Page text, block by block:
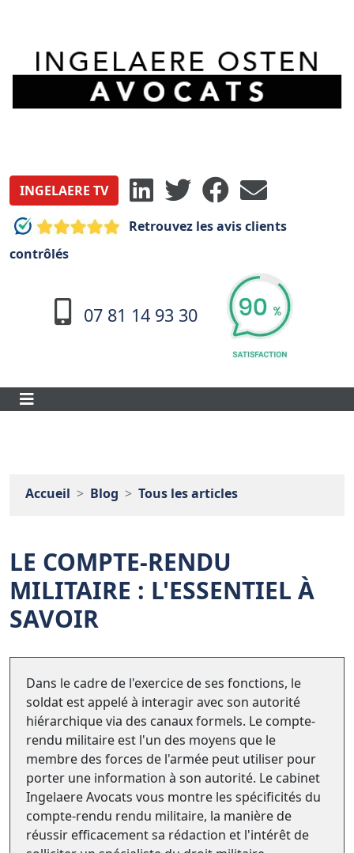
INGELAERE TV
Retrouvez les avis clients
contrôlés
07 81 14 93 30
Accueil Blog Tous les articles
LE COMPTE-RENDU
MILITAIRE : L'ESSENTIEL À
SAVOIR
Dans le cadre de l'exercice de ses fonctions, le
soldat est appelé à interagir avec son autorité
hiérarchique via des canaux formels. Le compte-
rendu militaire est l'un des moyens que le
membre des forces de l'armée peut utiliser pour
porter une information à son autorité. Le cabinet
Ingelaere Avocats vous montre les spécificités du
compte-rendu rendu militaire, la manière de
réussir efficacement sa rédaction et l'intérêt de